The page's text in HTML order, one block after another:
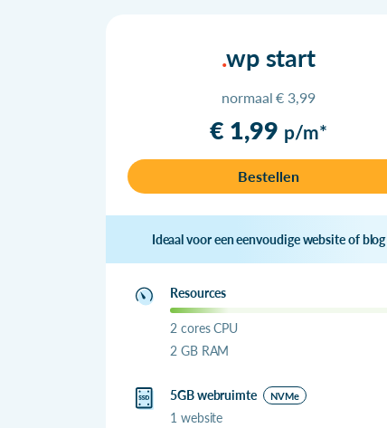
wp start
normaal € 3,99
€ 1,99 p/m*
Bestellen
Ideaal voor een eenvoudige website of blog
Resources
2 cores CPU
2 GB RAM
5GB webruimte NVMe
1 website